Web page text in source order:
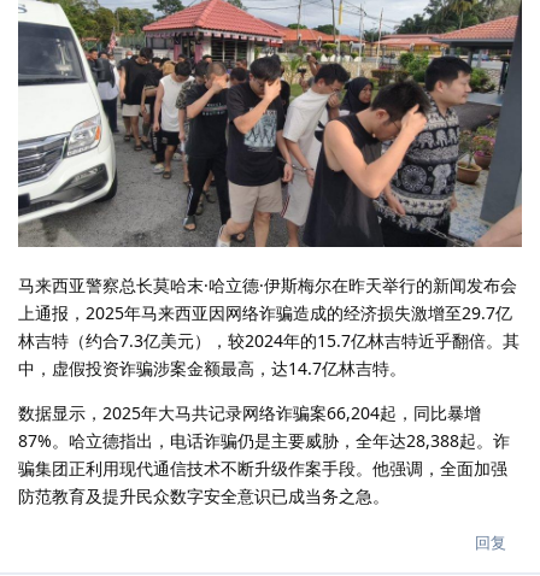
马来西亚警察总长莫哈末·哈立德·伊斯梅尔在昨天举行的新闻发布会
上通报，2025年马来西亚因网络诈骗造成的经济损失激增至29.7亿
林吉特（约合7.3亿美元），较2024年的15.7亿林吉特近乎翻倍。其
中，虚假投资诈骗涉案金额最高，达14.7亿林吉特。
数据显示，2025年大马共记录网络诈骗案66,204起，同比暴增
87%。哈立德指出，电话诈骗仍是主要威胁，全年达28,388起。诈
骗集团正利用现代通信技术不断升级作案手段。他强调，全面加强
防范教育及提升民众数字安全意识已成当务之急。
回复